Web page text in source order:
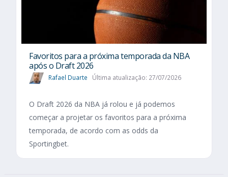
Favoritos para a próxima temporada da NBA
após o Draft 2026
Rafael Duarte Última atualização: 27/07/2026
O Draft 2026 da NBA já rolou e já podemos
começar a projetar os favoritos para a próxima
temporada, de acordo com as odds da
Sportingbet.